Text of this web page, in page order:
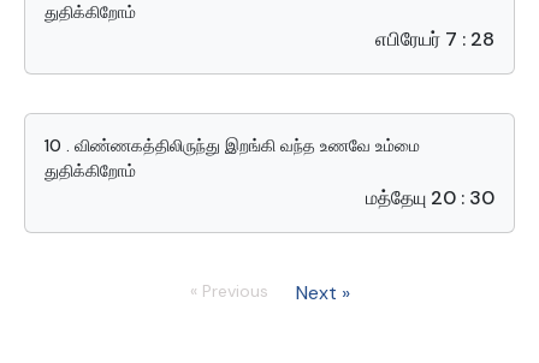
துதிக்கிறோம்
எபிரேயர் 7 : 28
10 . விண்ணகத்திலிருந்து இறங்கி வந்த உணவே உம்மை
துதிக்கிறோம்
மத்தேயு 20 : 30
« Previous Next »